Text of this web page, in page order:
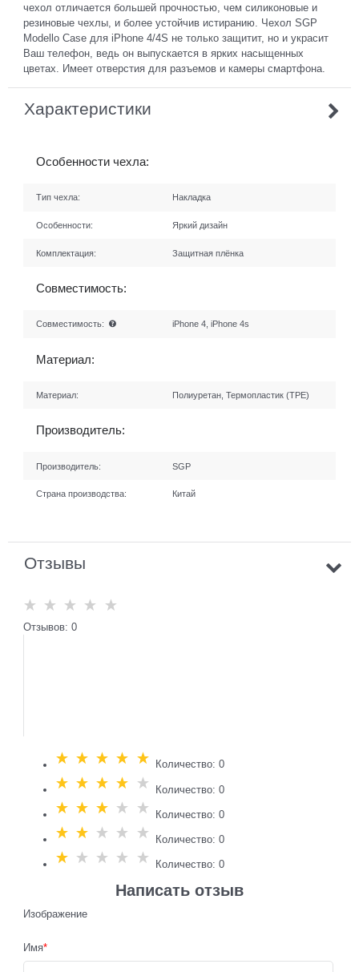
чехол отличается большей прочностью, чем силиконовые и
резиновые чехлы, и более устойчив истиранию. Чехол SGP
Modello Case для iPhone 4/4S не только защитит, но и украсит
Ваш телефон, ведь он выпускается в ярких насыщенных
цветах. Имеет отверстия для разъемов и камеры смартфона.
Характеристики
Особенности чехла:
Тип чехла: Накладка
Особенности: Яркий дизайн
Комплектация: Защитная плёнка
Совместимость:
Совместимость: iPhone 4, iPhone 4s
Материал:
Материал: Полиуретан, Термопластик (TPE)
Производитель:
Производитель: SGP
Страна производства: Китай
Отзывы
Отзывов: 0
Количество: 0
Количество: 0
Количество: 0
Количество: 0
Количество: 0
Написать отзыв
Изображение
Имя